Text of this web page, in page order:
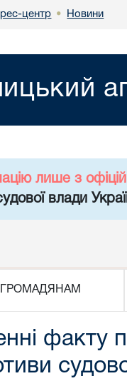
центр • Новини
лише з
влади
ГРОМАДЯНАМ
факту